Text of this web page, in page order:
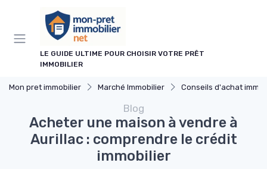
LE GUIDE ULTIME POUR CHOISIR VOTRE PRÊT
IMMOBILIER
Mon pret immobilier Marché Immobilier Conseils d'achat
Blog
Acheter une maison à vendre à
Aurillac : comprendre le crédit
immobilier